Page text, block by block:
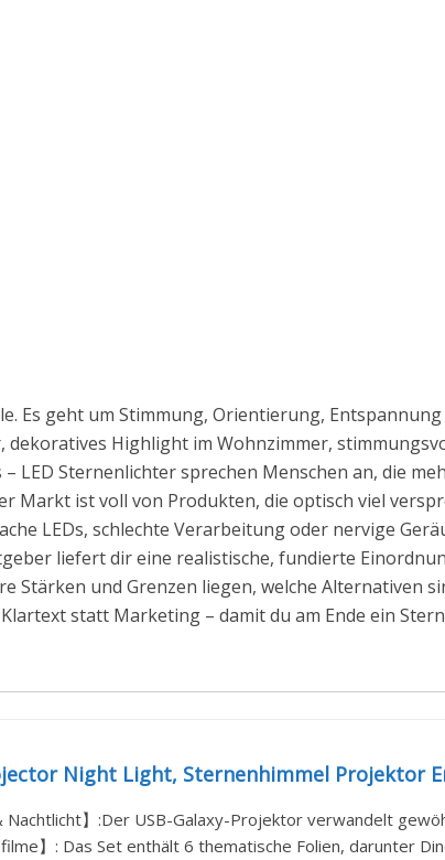
Es geht um Stimmung, Orientierung,
dekoratives Highlight im Wohnzimmer,
LED Sternenlichter sprechen Menschen an, die
Markt ist voll von Produkten, die optisch viel
LEDs, schlechte Verarbeitung oder nervige
liefert dir eine realistische, fundierte
Stärken und Grenzen liegen, welche Alternativen
statt Marketing – damit du am Ende ein
Night Light, Sternenhimmel Projektor
Nachtlicht】:Der USB-Galaxy-Projektor verwandelt
】: Das Set enthält 6 thematische Folien, darunter